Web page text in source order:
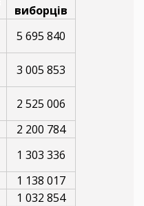
виборців
5 695 840
3 005 853
2 525 006
2 200 784
1 303 336
1 138 017
1 032 854